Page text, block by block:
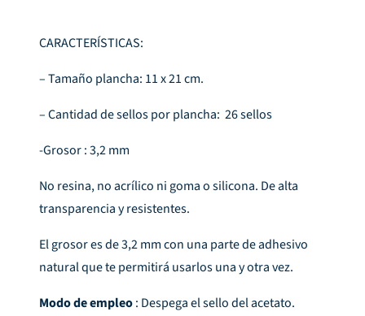
CARACTERÍSTICAS:
– Tamaño plancha: 11 x 21 cm.
– Cantidad de sellos por plancha: 26 sellos
-Grosor : 3,2 mm
No resina, no acrílico ni goma o silicona. De alta
transparencia y resistentes.
El grosor es de 3,2 mm con una parte de adhesivo
natural que te permitirá usarlos una y otra vez.
Modo de empleo: Despega el sello del acetato.